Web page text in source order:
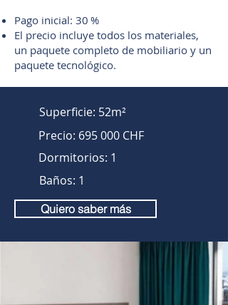
Pago inicial: 30 %
El precio incluye todos los materiales,
un paquete completo de mobiliario y un
paquete tecnológico.
Superficie: 52m²
Precio: 695 000 CHF
Dormitorios: 1
Baños: 1
Quiero saber más